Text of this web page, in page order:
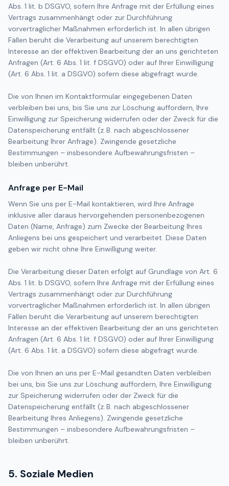
Abs. 1 lit. b DSGVO, sofern Ihre Anfrage mit der Erfüllung eines
Vertrags zusammenhängt oder zur Durchführung
vorvertraglicher Maßnahmen erforderlich ist. In allen übrigen
Fällen beruht die Verarbeitung auf unserem berechtigten
Interesse an der effektiven Bearbeitung der an uns gerichteten
Anfragen (Art. 6 Abs. 1 lit. f DSGVO) oder auf Ihrer Einwilligung
(Art. 6 Abs. 1 lit. a DSGVO) sofern diese abgefragt wurde.
Die von Ihnen im Kontaktformular eingegebenen Daten
verbleiben bei uns, bis Sie uns zur Löschung auffordern, Ihre
Einwilligung zur Speicherung widerrufen oder der Zweck für die
Datenspeicherung entfällt (z. B. nach abgeschlossener
Bearbeitung Ihrer Anfrage). Zwingende gesetzliche
Bestimmungen – insbesondere Aufbewahrungsfristen –
bleiben unberührt.
Anfrage per E-Mail
Wenn Sie uns per E-Mail kontaktieren, wird Ihre Anfrage
inklusive aller daraus hervorgehenden personenbezogenen
Daten (Name, Anfrage) zum Zwecke der Bearbeitung Ihres
Anliegens bei uns gespeichert und verarbeitet. Diese Daten
geben wir nicht ohne Ihre Einwilligung weiter.
Die Verarbeitung dieser Daten erfolgt auf Grundlage von Art. 6
Abs. 1 lit. b DSGVO, sofern Ihre Anfrage mit der Erfüllung eines
Vertrags zusammenhängt oder zur Durchführung
vorvertraglicher Maßnahmen erforderlich ist. In allen übrigen
Fällen beruht die Verarbeitung auf unserem berechtigten
Interesse an der effektiven Bearbeitung der an uns gerichteten
Anfragen (Art. 6 Abs. 1 lit. f DSGVO) oder auf Ihrer Einwilligung
(Art. 6 Abs. 1 lit. a DSGVO) sofern diese abgefragt wurde.
Die von Ihnen an uns per E-Mail gesandten Daten verbleiben
bei uns, bis Sie uns zur Löschung auffordern, Ihre Einwilligung
zur Speicherung widerrufen oder der Zweck für die
Datenspeicherung entfällt (z. B. nach abgeschlossener
Bearbeitung Ihres Anliegens). Zwingende gesetzliche
Bestimmungen – insbesondere Aufbewahrungsfristen –
bleiben unberührt.
5. Soziale Medien